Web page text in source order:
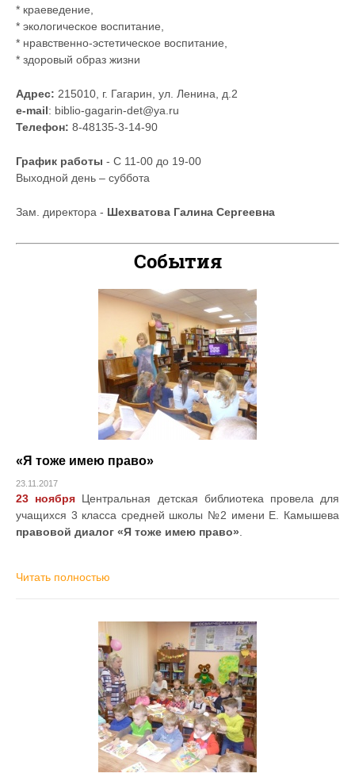
* краеведение,
* экологическое воспитание,
* нравственно-эстетическое воспитание,
* здоровый образ жизни
Адрес: 215010, г. Гагарин, ул. Ленина, д.2
e-mail: biblio-gagarin-det@ya.ru
Телефон: 8-48135-3-14-90
График работы - С 11-00 до 19-00
Выходной день – суббота
Зам. директора - Шехватова Галина Сергеевна
События
«Я тоже имею право»
23.11.2017
23 ноября Центральная детская библиотека провела для
учащихся 3 класса средней школы №2 имени Е. Камышева
правовой диалог «Я тоже имею право».
Читать полностью